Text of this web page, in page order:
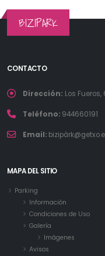
BIZIPARK
CONTACTO
Dirección: Los
Teléfono: 944660191
Email:
MAPA DEL SITIO
Parking
Información
Condiciones de Uso
Galería
Imágenes
Avisos